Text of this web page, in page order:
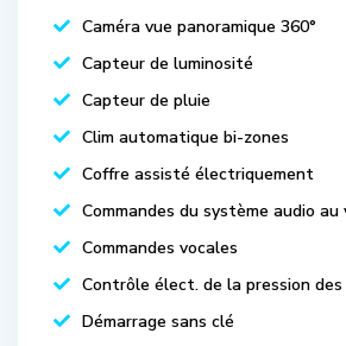
Caméra vue panoramique 360°
Capteur de luminosité
Capteur de pluie
Clim automatique bi-zones
Coffre assisté électriquement
Commandes du système audio
Commandes vocales
Contrôle élect. de la pression des
Démarrage sans clé